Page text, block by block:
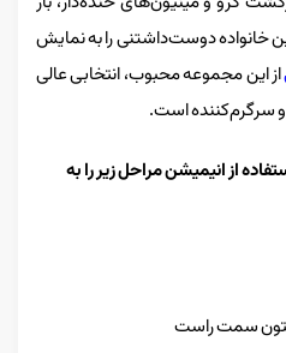
خانواده دوست‌داشتنی را به نمایش
از این مجموعه محبوب، انتخابی عالی
و سرگرم‌کننده است.
از انیمیشن مراحل زیر را به